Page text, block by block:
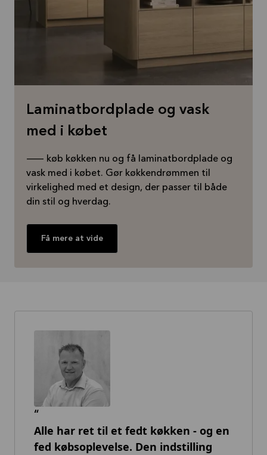
Laminatbordplade og vask
med i købet
— køb køkken nu og få laminatbordplade og
vask med i købet. Gør køkkendrømmen til
virkelighed med et design, der passer til både
din stil og hverdag.
Få mere at vide
Alle har ret til et fedt køkken - og en
fed købsoplevelse. Den indstilling